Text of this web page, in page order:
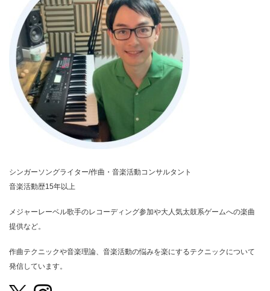
シンガーソングライター/作曲・音楽活動コンサルタント
音楽活動歴15年以上
メジャーレーベル歌手のレコーディング参加や大人気太鼓系ゲームへの楽曲
提供など。
作曲テクニックや音楽理論、音楽活動の悩みを楽にするテクニックについて
発信しています。